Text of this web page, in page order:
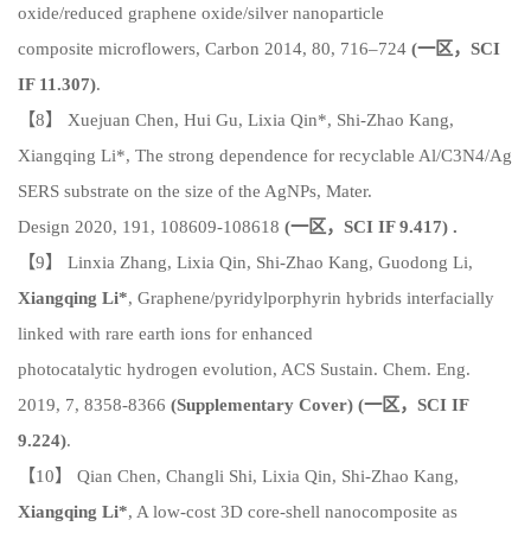
oxide/reduced graphene oxide/silver nanoparticle
composite microflowers, Carbon 2014, 80, 716–724 (一区， SCI
IF 11.307).
【8】 Xuejuan Chen, Hui Gu, Lixia Qin*, Shi-Zhao Kang,
Xiangqing Li*, The strong dependence for recyclable Al/C3N4/Ag
SERS substrate on the size of the AgNPs, Mater.
Design 2020, 191, 108609-108618 (一区， SCI IF 9.417) .
【9】 Linxia Zhang, Lixia Qin, Shi-Zhao Kang, Guodong Li,
Xiangqing Li*, Graphene/pyridylporphyrin hybrids interfacially
linked with rare earth ions for enhanced
photocatalytic hydrogen evolution, ACS Sustain. Chem. Eng.
2019, 7, 8358-8366 (Supplementary Cover) (一区， SCI IF
9.224).
【10】 Qian Chen, Changli Shi, Lixia Qin, Shi-Zhao Kang,
Xiangqing Li*, A low-cost 3D core-shell nanocomposite as